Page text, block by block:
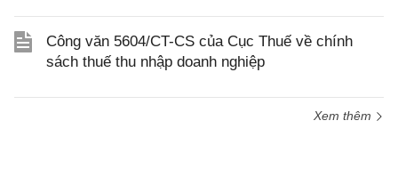
Công văn 5604/CT-CS của Cục Thuế về chính
sách thuế thu nhập doanh nghiệp
Xem thêm